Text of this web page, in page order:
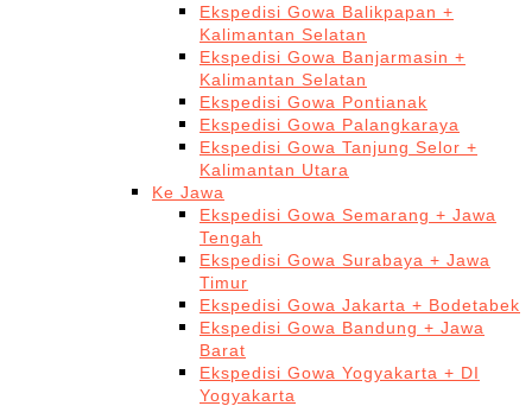
Ekspedisi Gowa Balikpapan +
Kalimantan Selatan
Ekspedisi Gowa Banjarmasin +
Kalimantan Selatan
Ekspedisi Gowa Pontianak
Ekspedisi Gowa Palangkaraya
Ekspedisi Gowa Tanjung Selor +
Kalimantan Utara
Ke Jawa
Ekspedisi Gowa Semarang + Jawa
Tengah
Ekspedisi Gowa Surabaya + Jawa
Timur
Ekspedisi Gowa Jakarta + Bodetabek
Ekspedisi Gowa Bandung + Jawa
Barat
Ekspedisi Gowa Yogyakarta + DI
Yogyakarta